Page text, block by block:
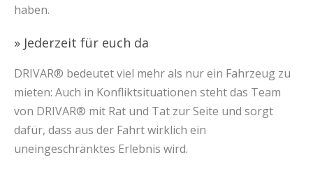
haben.
» Jederzeit für euch da
DRIVAR® bedeutet viel mehr als nur ein Fahrzeug zu
mieten: Auch in Konfliktsituationen steht das Team
von DRIVAR® mit Rat und Tat zur Seite und sorgt
dafür, dass aus der Fahrt wirklich ein
uneingeschränktes Erlebnis wird.